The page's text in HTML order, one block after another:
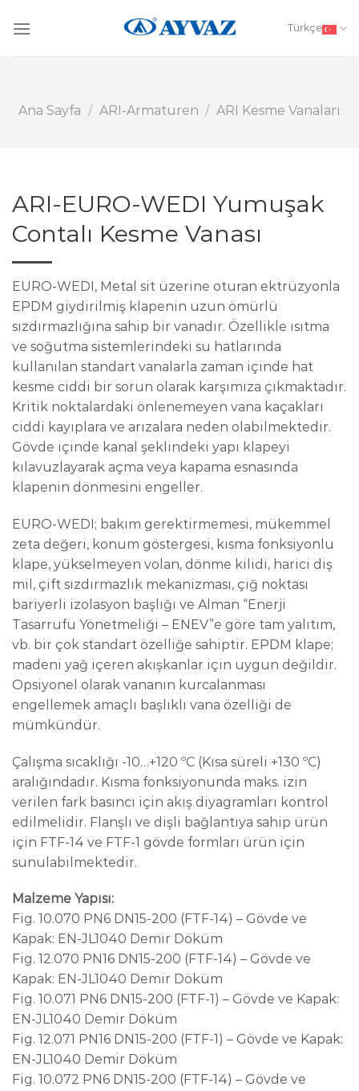
Türkçe
Ana Sayfa / ARI-Armaturen / ARI Kesme Vanaları
ARI-EURO-WEDI Yumuşak
Contalı Kesme Vanası
EURO-WEDI, Metal sit üzerine oturan ektrüzyonla
EPDM giydirilmiş klapenin uzun ömürlü
sızdırmazlığına sahip bir vanadır. Özellikle ısıtma
ve soğutma sistemlerindeki su hatlarında
kullanılan standart vanalarla zaman içinde hat
kesme ciddi bir sorun olarak karşımıza çıkmaktadır.
Kritik noktalardaki önlenemeyen vana kaçakları
ciddi kayıplara ve arızalara neden olabilmektedir.
Gövde içinde kanal şeklindeki yapı klapeyi
kılavuzlayarak açma veya kapama esnasında
klapenin dönmesini engeller.
EURO-WEDI; bakım gerektirmemesi, mükemmel
zeta değeri, konum göstergesi, kısma fonksiyonlu
klape, yükselmeyen volan, dönme kilidi, harici diş
mil, çift sızdırmazlık mekanizması, çiğ noktası
bariyerli izolasyon başlığı ve Alman “Enerji
Tasarrufu Yönetmeliği – ENEV”e göre tam yalıtım,
vb. bir çok standart özelliğe sahiptir. EPDM klape;
madeni yağ içeren akışkanlar için uygun değildir.
Opsiyonel olarak vananın kurcalanması
engellemek amaçlı başlıklı vana özelliği de
mümkündür.
Çalışma sıcaklığı -10…+120 ºC (Kısa süreli +130 ºC)
aralığındadır. Kısma fonksiyonunda maks. izin
verilen fark basıncı için akış diyagramları kontrol
edilmelidir. Flanşlı ve dişli bağlantıya sahip ürün
için FTF-14 ve FTF-1 gövde formları ürün için
sunulabilmektedir.
Malzeme Yapısı:
Fig. 10.070 PN6 DN15-200 (FTF-14) – Gövde ve
Kapak: EN-JL1040 Demir Döküm
Fig. 12.070 PN16 DN15-200 (FTF-14) – Gövde ve
Kapak: EN-JL1040 Demir Döküm
Fig. 10.071 PN6 DN15-200 (FTF-1) – Gövde ve Kapak:
EN-JL1040 Demir Döküm
Fig. 12.071 PN16 DN15-200 (FTF-1) – Gövde ve Kapak:
EN-JL1040 Demir Döküm
Fig. 10.072 PN6 DN15-200 (FTF-14) – Gövde ve